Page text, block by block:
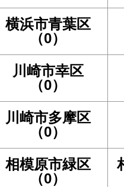
横浜市青葉区
（0）
川崎市幸区
（0）
川崎市多摩区
（0）
相模原市緑区
（0）